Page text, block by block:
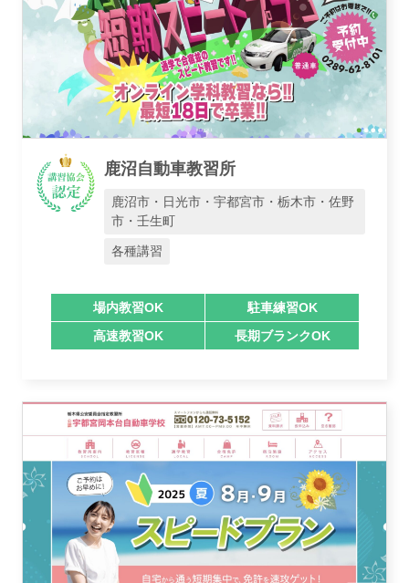
鹿沼自動車教習所
鹿沼市・日光市・宇都宮市・栃木市・佐野
市・壬生町
各種講習
場内教習OK
駐車練習OK
高速教習OK
長期ブランクOK